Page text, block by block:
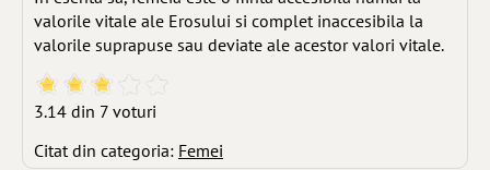
valorile vitale ale Erosului si complet inaccesibila la
valorile suprapuse sau deviate ale acestor valori vitale.
3.14 din 7 voturi
Citat din categoria: Femei